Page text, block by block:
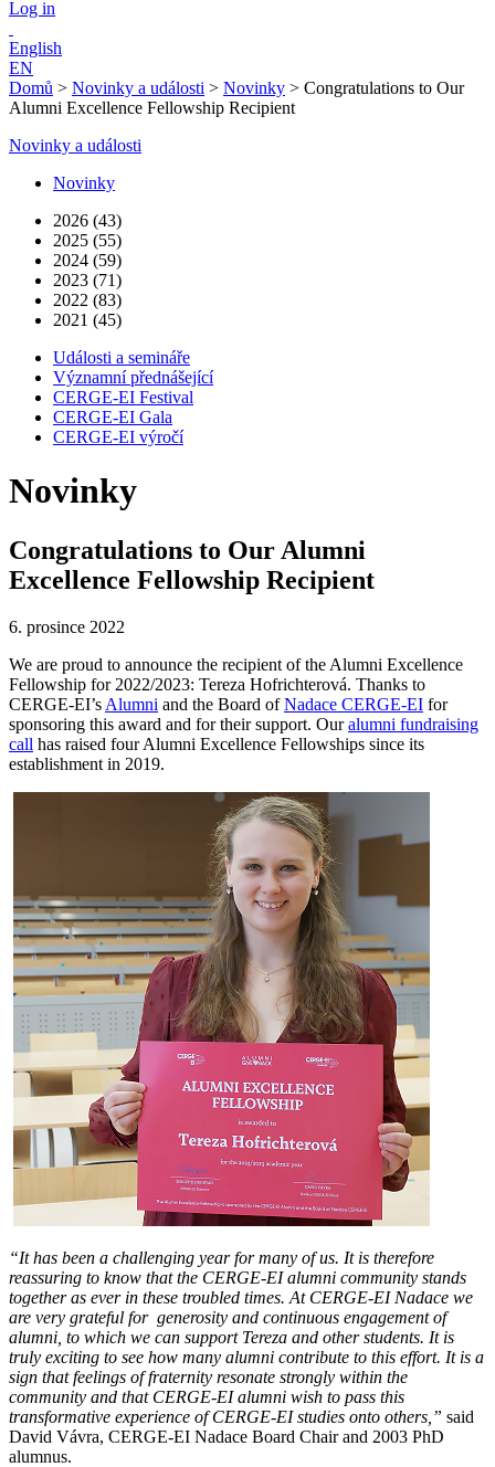
Log in
English
EN
Domů > Novinky a události > Novinky > Congratulations to Our
Alumni Excellence Fellowship Recipient
Novinky a události
Novinky
2026 (43)
2025 (55)
2024 (59)
2023 (71)
2022 (83)
2021 (45)
Události a semináře
Významní přednášející
CERGE-EI Festival
CERGE-EI Gala
CERGE-EI výročí
Novinky
Congratulations to Our Alumni
Excellence Fellowship Recipient
6. prosince 2022
We are proud to announce the recipient of the Alumni Excellence
Fellowship for 2022/2023: Tereza Hofrichterová. Thanks to
CERGE-EI’s Alumni and the Board ofNadace CERGE-EI for
sponsoring this award and for their support. Ouralumni fundraising
call has raised four Alumni Excellence Fellowships since its
establishment in 2019.
“It has been a challenging year for many of us. It is therefore
reassuring to know that the CERGE-EI alumni community stands
together as ever in these troubled times. At CERGE-EI Nadace we
are very grateful for generosity and continuous engagement of
alumni, to which we can support Tereza and other students. It is
truly exciting to see how many alumni contribute to this effort. It is a
sign that feelings of fraternity resonate strongly within the
community and that CERGE-EI alumni wish to pass this
transformative experience of CERGE-EI studies onto others,” said
David Vávra, CERGE-EI Nadace Board Chair and 2003 PhD
alumnus.